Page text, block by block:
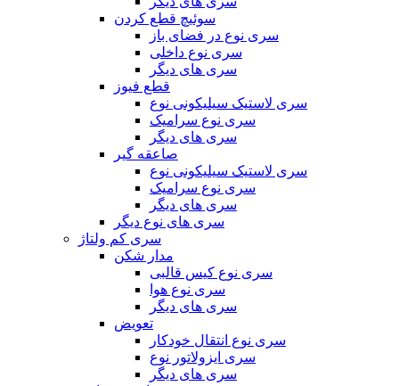
سوئیچ قطع کردن
سری نوع در فضای باز
سری نوع داخلی
سری های دیگر
قطع فیوز
سری لاستیک سیلیکونی نوع
سری نوع سرامیک
سری های دیگر
صاعقه گیر
سری لاستیک سیلیکونی نوع
سری نوع سرامیک
سری های دیگر
سری های نوع دیگر
سری کم ولتاژ
مدار شکن
سری نوع کیس قالبی
سری نوع هوا
سری های دیگر
تعویض
سری نوع انتقال خودکار
سری ایزولاتور نوع
سری های دیگر